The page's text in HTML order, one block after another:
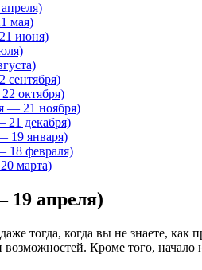
мая)
июня)
сентября)
октября)
— 21 ноября)
21 декабря)
19 января)
18 февраля)
марта)
19 апреля)
тогда, когда вы не знаете,
Кроме того,